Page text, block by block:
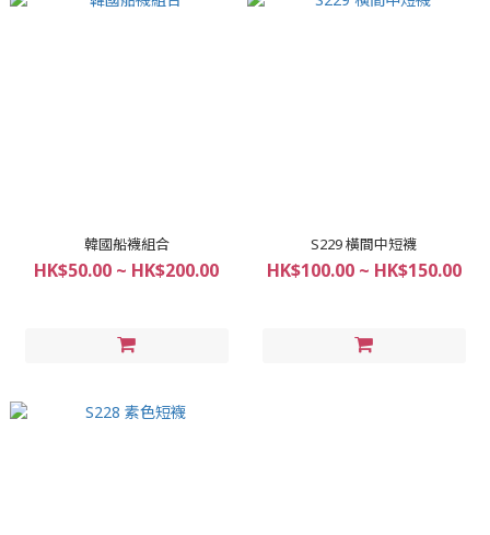
韓國船襪組合
HK$50.00 ~ HK$200.00
S229 橫間中短襪
HK$100.00 ~ HK$150.00